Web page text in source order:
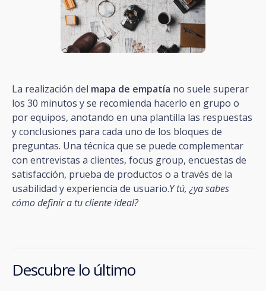
La realización del mapa de empatía no suele superar
los 30 minutos y se recomienda hacerlo en grupo o
por equipos, anotando en una plantilla las respuestas
y conclusiones para cada uno de los bloques de
preguntas. Una técnica que se puede complementar
con entrevistas a clientes, focus group, encuestas de
satisfacción, prueba de productos o a través de la
usabilidad y experiencia de usuario.Y tú, ¿ya sabes
cómo definir a tu cliente ideal?
Descubre lo último